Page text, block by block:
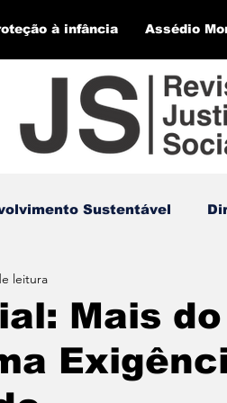
à infância Assédio
Sustentável
Mais
leitura